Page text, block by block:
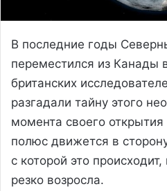
В последние годы
переместился из Канады
британских
разгадали тайну этого
момента своего
полюс движется в
с которой это
резко возросла.